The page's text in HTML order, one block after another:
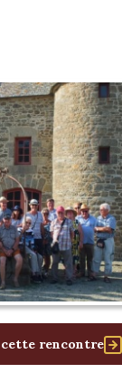
rencontre